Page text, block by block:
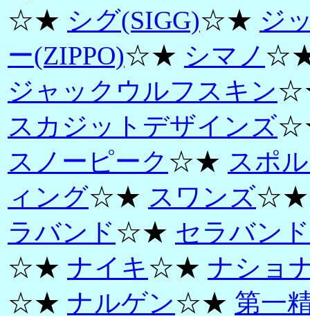
☆★ シグ(SIGG)☆★ ジ
ー(ZIPPO)☆★ シマノ
ジャックウルフスキン
スカジットデザインズ
スノーピーク ☆★ スポ
ィング☆★ スワンズ
ラバンド☆★ セラバンド
☆★ ナイキ☆★ ナショ
☆★ ナルゲン☆★ 第一